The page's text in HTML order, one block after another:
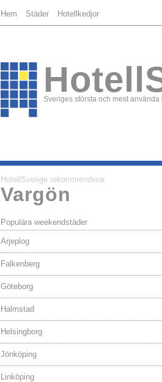
Hem Städer Hotellkedjor
Sveriges största och mest
HotellSverige rekommenderar
Vargön
Populära weekendstäder
Arjeplog
Falkenberg
Göteborg
Halmstad
Helsingborg
Jönköping
Linköping